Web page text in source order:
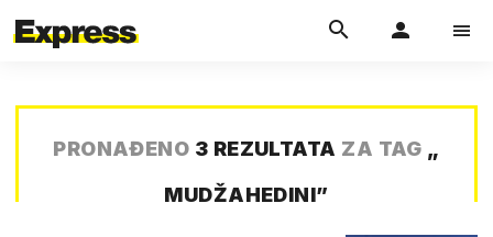
PRONAĐENO 3 REZULTATA ZA TAG „
MUDŽAHEDINI”